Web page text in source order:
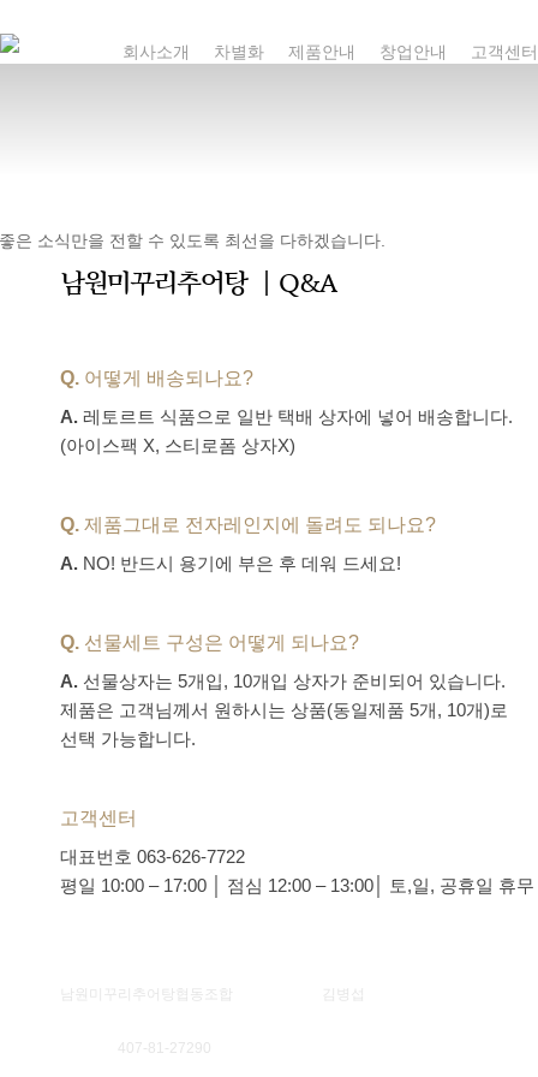
to
회사소개 차별화 제품안내 창업안내 고객센터
좋은 소식만을 전할 수 있도록 최선을 다하겠습니다.
남원미꾸리추어탕 ｜Q&A
Q. 어떻게 배송되나요?
A. 레토르트 식품으로 일반 택배 상자에 넣어 배송합니다.
(아이스팩 X, 스티로폼 상자X)
Q. 제품그대로 전자레인지에 돌려도 되나요?
A. NO! 반드시 용기에 부은 후 데워 드세요!
Q. 선물세트 구성은 어떻게 되나요?
A. 선물상자는 5개입, 10개입 상자가 준비되어 있습니다.
제품은 고객님께서 원하시는 상품(동일제품 5개, 10개)로
선택 가능합니다.
고객센터
대표번호 063-626-7722
평일 10:00 – 17:00 │ 점심 12:00 – 13:00│ 토,일, 공휴일 휴무
남원미꾸리추어탕협동조합
407-81-27290